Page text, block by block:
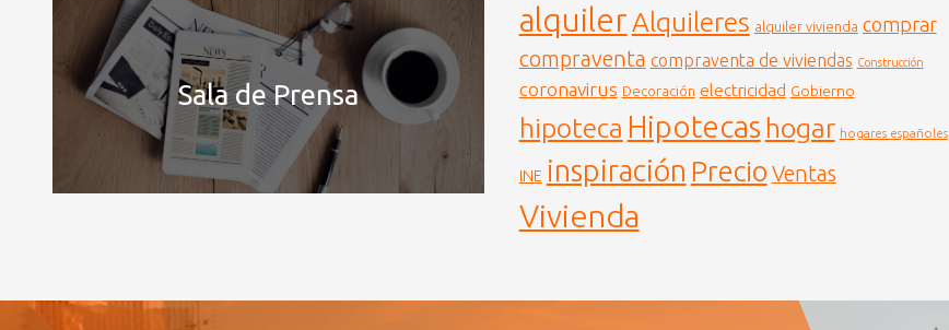
Sala de Prensa
alquiler Alquileres alquiler vivienda comprar
compraventa compraventa de viviendas Construcción
coronavirus Decoración electricidad Gobierno
hipoteca Hipotecas hogar hogares españoles
INE inspiración Precio Ventas
Vivienda